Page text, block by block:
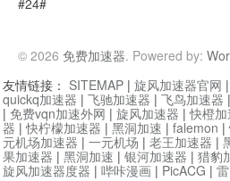
#24#
© 2026 免费加速器. Powered by:
友情链接： SITEMAP | 旋风加速器官网 |
quickq加速器 | 飞驰加速器 | 飞鸟加速器 |
| 免费vqn加速外网 | 旋风加速器 |快橙
器 |快柠檬加速器 | 黑洞加速 | falemon |
元机场加速器 | 一元机场 | 老王加速器 |
果加速器 | 黑洞加速 | 银河加速器 | 猎豹
旋风加速器度器 | 哔咔漫画 | PicACG |